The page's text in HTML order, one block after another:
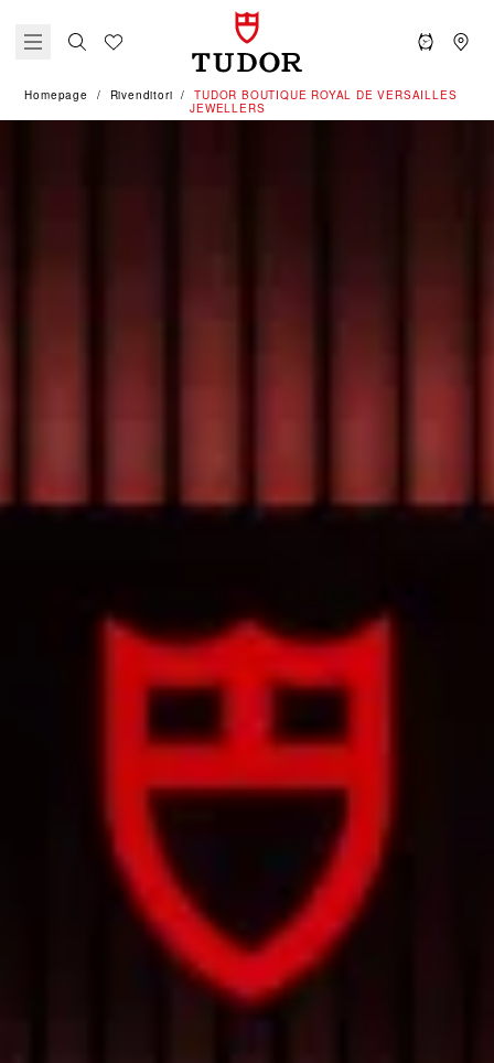
Homepage Rivenditori
‭TUDOR BOUTIQUE ROYAL DE VERSAILLES
JEWELLERS‬